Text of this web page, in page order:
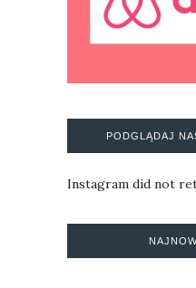
PODGLĄDAJ
Instagram did not